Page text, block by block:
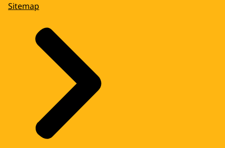
Sitemap